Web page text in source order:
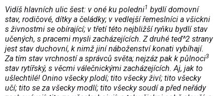
Vidíš hlavních ulic šest: v oné ku poledni1 bydlí domovní
stav, rodičové, dítky a čeládky; v vedlejší řemeslníci a všickni
s živnostmi se obírající; v třetí této nejbližší ryňku bydlí stav
učených, s pracemi mysli zacházejících. Z druhé teď^2 strany
jest stav duchovní, k nimž jiní náboženství konati vybíhají.
Za tím stav vrchností a správců světa; nejzáz pak k půlnoci3
stav rytířský, s věcmi válečnickými zacházejících. Aj, jak to
ušlechtilé! Onino všecky plodí; tito všecky živí; tito všecky
učí; tito se za všecky modlí; tito všecky soudí a před neřády